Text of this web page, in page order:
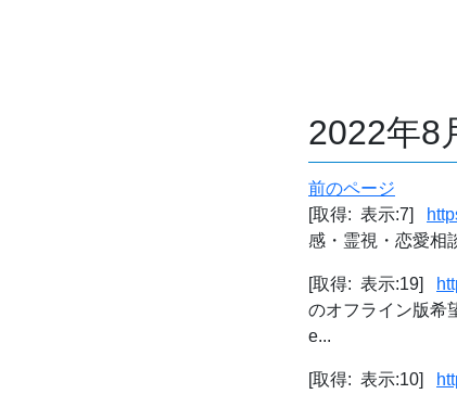
2022年8
前のページ
[取得: 表示:7]
感・霊視・恋愛
[取得: 表示:19]
のオフライン版希
e...
[取得: 表示:10]